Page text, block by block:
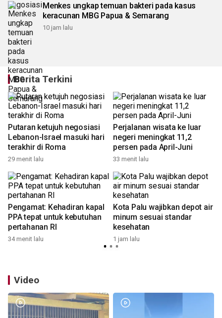
Menkes ungkap temuan bakteri pada kasus
keracunan MBG Papua & Semarang
10 jam lalu
Berita Terkini
Putaran ketujuh negosiasi
Lebanon-Israel masuki hari
terakhir di Roma
29 menit lalu
Perjalanan wisata ke luar
negeri meningkat 11,2
persen pada April-Juni
33 menit lalu
Pengamat: Kehadiran kapal
PPA tepat untuk kebutuhan
pertahanan RI
34 menit lalu
Kota Palu wajibkan depot air
minum sesuai standar
kesehatan
1 jam lalu
Video